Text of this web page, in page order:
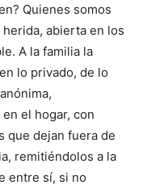
Quienes somos
abierta en los
A la familia la
lo privado, de lo
el hogar, con
que dejan fuera de
remitiéndolos a la
entre sí, si no